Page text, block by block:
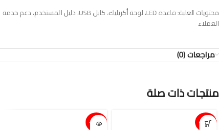
محتويات العلبة: قاعدة LED، لوحة أكريليك، كابل USB، دليل المستخدم، دعم خدمة
العملاء
مراجعات (0)
منتجات ذات صلة
15%-
15%-